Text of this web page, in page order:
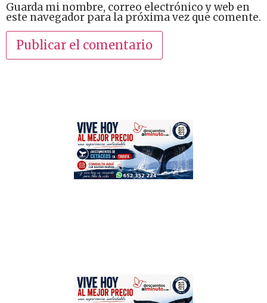
Guarda mi nombre, correo electrónico y web en
este navegador para la próxima vez que comente.